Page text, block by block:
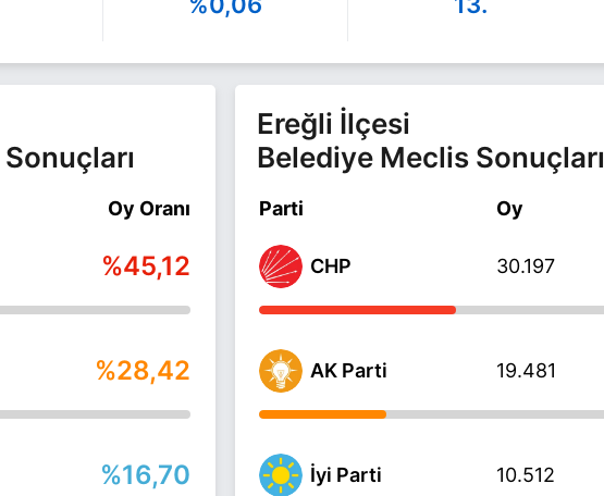
Oy Oranı
%45,12
%28,42
%16,70
Ereğli İlçesi
Belediye Meclis Sonuçları
Parti Oy
CHP 30.197
AK Parti 19.481
İyi Parti 10.512